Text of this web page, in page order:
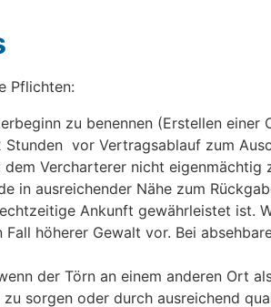
Pflichten:
zu benennen (Erstellen einer
vor Vertragsablauf zum
Vercharterer nicht eigenmächtig
in ausreichender Nähe zum
Ankunft gewährleistet ist.
höherer Gewalt vor. Bei
der Törn an einem anderen Ort
sorgen oder durch ausreichend